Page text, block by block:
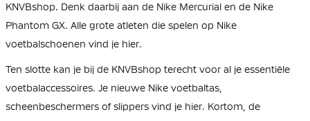
KNVBshop. Denk daarbij aan de Nike Mercurial en de Nike
Phantom GX. Alle grote atleten die spelen op Nike
voetbalschoenen vind je hier.
Ten slotte kan je bij de KNVBshop terecht voor al je essentiële
voetbalaccessoires. Je nieuwe Nike voetbaltas,
scheenbeschermers of slippers vind je hier. Kortom, de